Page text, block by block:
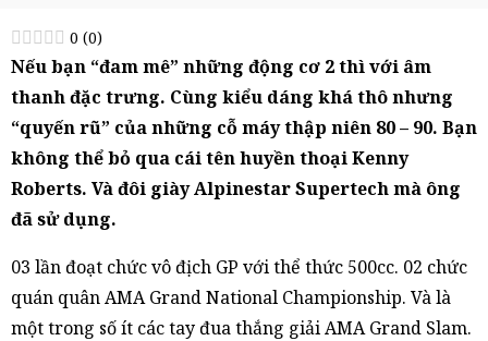
0 (0)
Nếu bạn “đam mê” những động cơ 2 thì với âm
thanh đặc trưng. Cùng kiểu dáng khá thô nhưng
“quyến rũ” của những cỗ máy thập niên 80 – 90. Bạn
không thể bỏ qua cái tên huyền thoại Kenny
Roberts. Và đôi giày Alpinestar Supertech mà ông
đã sử dụng.
03 lần đoạt chức vô địch GP với thể thức 500cc. 02 chức
quán quân AMA Grand National Championship. Và là
một trong số ít các tay đua thắng giải AMA Grand Slam.